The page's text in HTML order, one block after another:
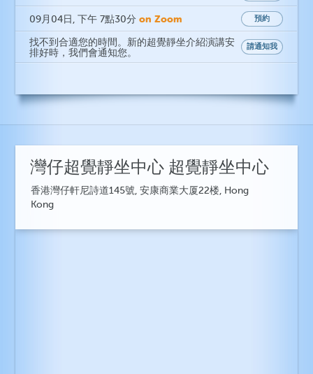
09月04日 , 下午 7點30分 on Zoom 預約
找不到合適您的時間。新的超覺靜坐介紹演講安
排好時，我們會通知您。
請通知我
灣仔超覺靜坐中心 超覺靜坐中心
香港灣仔軒尼詩道145號, 安康商業大厦22楼, Hong
Kong